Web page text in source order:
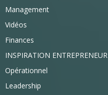
Management
Vidéos
Finances
INSPIRATION ENTREPRENEUR
Opérationnel
Leadership